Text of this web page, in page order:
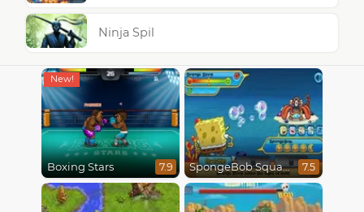
Ninja Spil
Boxing Stars 7.9 SpongeBob SquarePants : Monster Island Adventures 7.5